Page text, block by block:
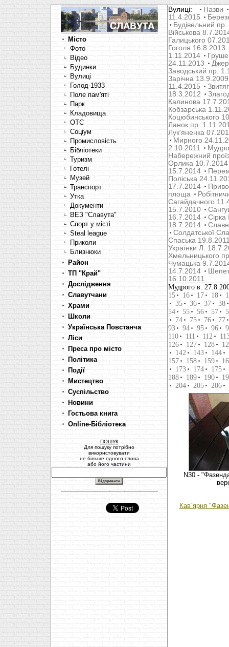
Місто
Фото
Відео
Будинки
Вулиці
Голод-1933
Поле пам'яті
Парк
Кладовища
OTC
Соціум
Промисловість
Бібліотеки
Туризм
Готелі
Музей
Транспорт
Утка
Документи
ВЕЗ "Славута"
Спорт у місті
Steal league
Приколи
Близнюки
Район
ТП "Край"
Дослідження
Славутчани
Храми
Школи
Українська Повстанча
Ліси
Преса про місто
Політика
Події
Мистецтво
Суспільство
Новини
Гостьова книга
Online-Бібліотека
ПОШУК
Для пошуку потрібно
використовувати
не більше одного слова
або його частини
Вулиці:
Назви
11.4.2015
Будівельний
Військова
Галицького
Гоголя 16.8.2013
1.11.2014
24.11.2013
Заводський пр.
Зарічна 13.9.2009
11.4.2015
18.3.2012
Калинова
Кобзарська
Коцюбинського
Ланок пр.
Лук'яненка
Мирного
2.10.2011
Набережний
Орлика 10.7.2014
15.7.2014
Поліська
17.7.2014
площа
Сагайдачного
15.7.2010
16.7.2014
Сірка
18.7.2014
Солдатської
Cпаська
Українки Л.
Хмельницького
Чумацька
14.7.2014
16.10.2011
Мудрого в.
15
16 17 18
35
36 37
38
54
55 56 57
74
75 76
77
93
94 95 96
110
111 112
126
127 128
142
143
144
157
158 159
173
174
175
188
189 190
204
205 206
N30 -
Кав`ярня